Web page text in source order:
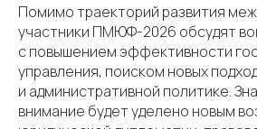
Помимо траекторий развития
участники ПМЮФ-2026 обсудят
с повышением эффективности
управления, поиском новых
и административной политике.
внимание будет уделено новым